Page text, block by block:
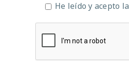
He leído y acepto la